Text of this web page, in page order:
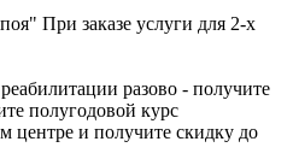
При заказе услуги для 2-х
разово - получите
полугодовой курс
центре и получите скидку до